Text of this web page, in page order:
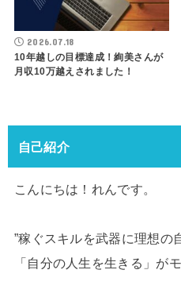
2026.07.18
10年越しの目標達成！絢美さんが
月収10万越えされました！
自己紹介
こんにちは！れんです。
”稼ぐスキルを武器に理想の
「自分の人生を生きる」が